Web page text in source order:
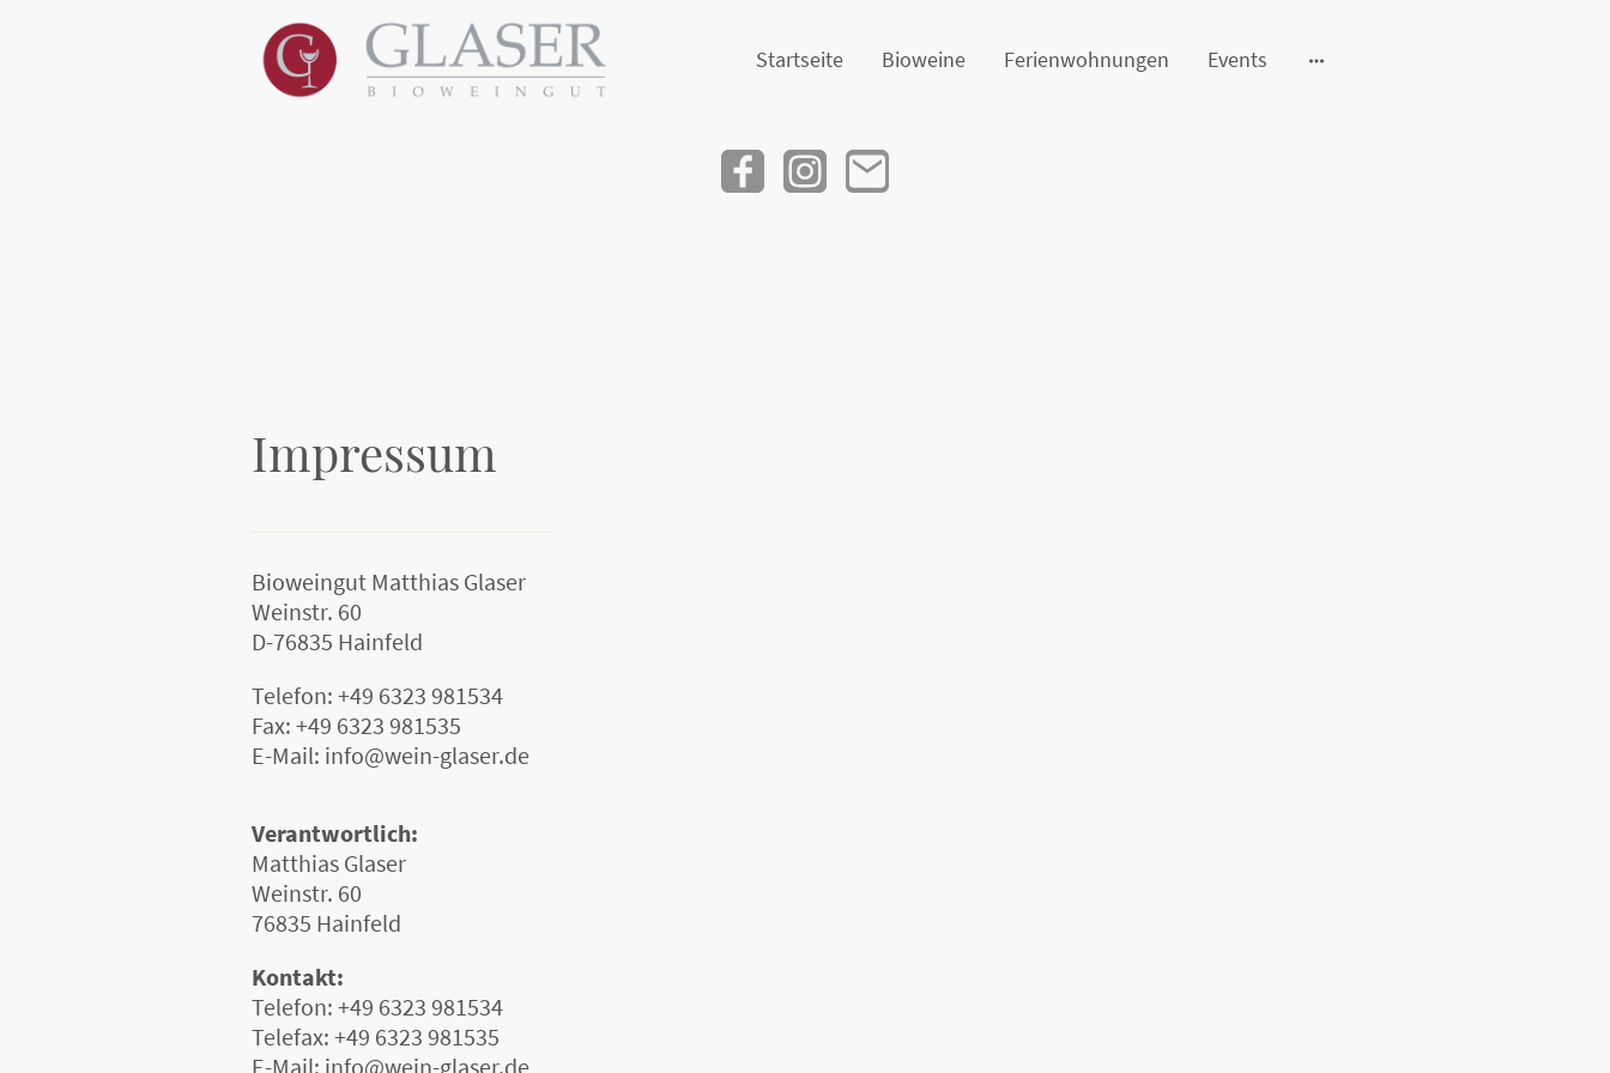
Startseite Bioweine Ferienwohnungen Events
Impressum
Bioweingut Matthias Glaser
Weinstr. 60
D-76835 Hainfeld
Telefon: +49 6323 981534
Fax: +49 6323 981535
E-Mail: info@wein-glaser.de
Verantwortlich:
Matthias Glaser
Weinstr. 60
76835 Hainfeld
Kontakt:
Telefon: +49 6323 981534
Telefax: +49 6323 981535
E-Mail: info@wein-glaser.de